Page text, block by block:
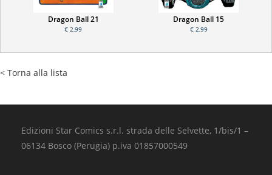
Dragon Ball 21
€ 2,99
Dragon Ball 15
€ 2,99
< Torna alla lista
Edizioni Star Comics s.r.l. strada delle Selvette, 1/bis/1 –
06134 Bosco (Perugia) p.iva 01857000549